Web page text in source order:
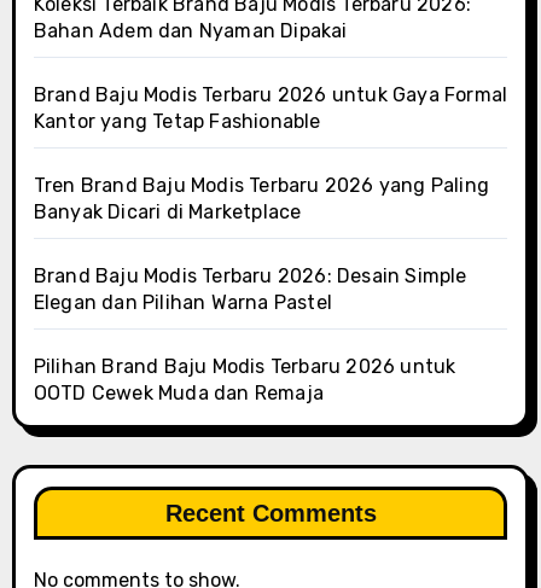
Bahan Adem dan Nyaman Dipakai
Brand Baju Modis Terbaru 2026 untuk Gaya Formal
Kantor yang Tetap Fashionable
Tren Brand Baju Modis Terbaru 2026 yang Paling
Banyak Dicari di Marketplace
Brand Baju Modis Terbaru 2026: Desain Simple
Elegan dan Pilihan Warna Pastel
Pilihan Brand Baju Modis Terbaru 2026 untuk
OOTD Cewek Muda dan Remaja
Recent Comments
No comments to show.